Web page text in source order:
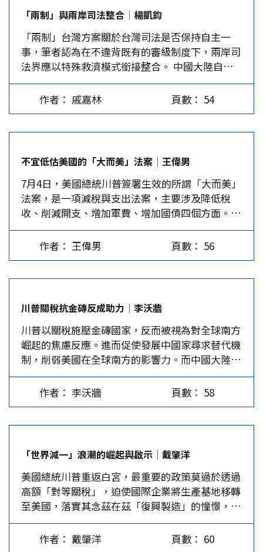
於武統（第7項），應該有「戰爭沒有贏家」的認
知，戰爭只會摧毀家庭與企業，必須想盡辦法避免
以戰爭方式來實現統一。看看戰爭步入第四個年頭
的烏克蘭，富人逃光，窮人的小孩快死光，軍隊在
街頭抓人充軍，國家資產快打光、賣光，我們要步
這個慘痛後塵嗎？就算不是俄對烏的拖延戰法，而
是閃電斬首式，也會有許多誤傷與破壞，留下傷痛
與仇恨。 最後的選項應該是支持和平統一（第8
隊、貨幣、稅收、債務、產業、族群、團體、字
體、教育、歷史等「兩制」台灣方案的內涵，延續
富裕繁榮光環，加上融入世界市場與世界工廠，足
以消弭多年來的內耗與消磨，經濟得以向前奔騰，
成為中國各省、各區的發展標竿。但和平統一的聲
音目前仍十分微弱，媒體認為和平統一沒有市場，
所以吝於發聲，…
塑部分民眾敵視大陸，歷經70年的虛構，為台灣分
離主義提供了思想基礎。既然「台獨史觀」是虛構
的，那為何能使人相信，還能蠱惑部分人認同，這
涉及兩大因素，一是內容上的建構，一是政治上的
推廣。 內容上的建構。「台獨史觀」是一概括性
詞彙，其具體要點如後。 （一）建構「原民史
觀」，將台灣與南島語族連結，稀釋台灣的漢族主
體性，藉「原住民族」史觀占領台灣主體性的道德
(蘭)初會是台灣全球化的歷史開端，為台灣開啟了
先進的海洋文明，視大陸文明為封閉落後，再據以
對比的污蔑歧視大陸。（三）抹煞鄭成功對「原住
民族」的友好政策，誣指鄭成功屠殺「原住民
族」，摧毀台灣閩南漢族對其歷史本源連結的認
知，甚至使其對「原住民族」產生原罪感。（四）
縮減明鄭與清政府治理台灣的歷史，並將明鄭、清
政府與國民黨政府（簡稱國府）都打成「外來政
煞清政府體恤「原住民族」的惠台政策，誣指清政
府是「殖民台灣」，製造台灣民眾對北京的歷史怨
懟。（六）抹煞日據時期台灣曾遭日本大肆屠殺的
悲慘歷史，反而美化日本的殖民統治。（七）將光
復後「二二八事件」定義陳儀政府的失政，深化所
謂「外來政權」的不義，挑撥族群歷史仇恨，誤導
台灣民眾對兩岸統一後的負面想像。（八）批判國
府的白色恐怖，據以製造台灣民眾對兩岸統一後的
觀」，並指派台獨學者擔任各公立大學歷史系和研
究所的主任、所長。文化部及綠營執政的各縣市文
化機構，則常年舉辦各式大型活動，從紀念「澎荷
初會四百周年」，台南市政府大肆紀念「台南400
年」，後者竟稱荷蘭據台是「台灣人種的混合」，
自我否定莫此為甚。…
「兩制」與兩岸司法整合│楊凱鈞
「兩制」台灣方案關於台灣司法是否保持自主一
事，筆者認為在不違背既有的審級制度下，兩岸司
法界應以特殊救濟模式銜接整合。 中國大陸自香
港回歸後，為尊重香港的法制傳統，除繼續使用英
美法系外，還允許聘僱外籍法官，法律中許多港英
殖民法律用詞也未廢除。香港2019年爆發「反修
特區政府維護國安及選任特定法官等權力。 從香
港的例子可說明，「一國兩制」承諾台灣「獨立的
司法權和終審權」，並不等於放任台灣司法權與大
陸徹底割裂。何況兩岸都遵行大陸法系，長期來兩
岸法學交流十分頻繁，兩岸司法機關的統合並非不
可能。但若直接修改法律，動搖台灣「三級三審
制」，把「終審權」交給大陸最高人民法院，恐將
造成台灣人民的相對剝奪感。若賦予最高人民法院
益，有助於對大陸的正面形象。 台灣的法院制度
為「三級三審」制，大陸允諾台灣擁有終審權及司
法自主權主要內涵為「不派遣大陸法官」、「將終
審權留在台灣司法系統」等。然而，台灣當前憲法
訴訟法第59條提出：「經依法定程序用盡審級救濟
程序，對於所受不利確定終局裁判，或該裁判及其
所適用之法規範，認有牴觸憲法者，得聲請憲法法
庭為宣告違憲之判決。」憲法法院即非傳統的審級
一個最終救濟程序，以憲法法院針對判決進行實質
審查，只有受到不利判決的人民才可請求對個案判
決之法規範進行違憲審查，政府機關不得使用。
綜觀國外，這類「超審級救濟制度」並不罕見，最
有名的即英國「樞密院司法委員會」，它自
1833…
作者： 戚嘉林 頁數： 54
不宜低估美國的「大而美」法案│王偉男
7月4日，美國總統川普簽署生效的所謂「大而美」
法案，是一項減稅與支出法案，主要涉及降低稅
收、削減開支、增加軍費、增加國債四個方面。美
國是影響中國外部環境的最主要國家，更是影響台
海局勢的最大外因，這要求我們盡可能客觀理性地
分析，包括該法案在內的美國內政與外交動向，本
主要內容 一、降低稅收方面：主要是降低個人和
企業所得稅、遺產稅、兒童稅等稅種，這對幾乎所
有美國公民和企業（新能源除外）都是利好，將有
助於鞏固和提高共和黨在選民中的支持率。 二、
削減開支方面：主要是削減用於醫療保險、社會福
利、助學貸款、新能源產業等方面的支出，對非法
移民、赤貧和低收入群體及新能源產業不利，對製
造業和傳統能源產業有利。據測算，其中的醫保削
3.44%，因此至少在短期內，對川普和共和黨支持
率的負面衝擊不會太大。由於削減對新能源產業補
貼的措施，損害了以馬斯克為代表的新能源企業的
商業利益，導致他與川普的關係破裂。他憤而組建
「美國黨」，但該黨的黨綱黨章和組織架構迄今仍
未揭曉，未來能有多大的政治發揮空間、對明年的
中期選情會造成多大衝擊，都有待進一步觀察。但
作者： 王偉男 頁數： 56
川普關稅抗金磚反成助力│李沃牆
川普以關稅施壓金磚國家，反而被視為對全球南方
崛起的焦慮反應。進而促使發展中國家尋求替代機
制，削弱美國在全球南方的影響力。而中國大陸則
可趁勢強化領導角色，推動多極治理與南南合作。
2025年7月6日，金磚國家領導人峰會在巴西里約
熱內盧開幕，然而，川普卻於該日對外放話：「與
駁，痛批川普在網路上到處放話威脅全球，這是不
負責任和錯誤的行為」、「世界已經改變。我們不
需要一位皇帝」。結果引起川普極度不悅，進而於
美東時間7月9日公布第二波新關稅名單、包括菲律
賓、巴西等八國上榜。其中，巴西關稅稅率更由原
先的10%大幅提高至50%，為目前所公布國家中最
高者。 川普的舉措不但震驚國際政壇，更被視為
作者： 李沃牆 頁數： 58
「世界減一」浪潮的崛起與啟示│戴肇洋
美國總統川普重返白宮，最重要的政策莫過於透過
高額「對等關稅」，迫使國際企業將生產基地移轉
至美國，落實其念茲在茲「復興製造」的憧憬，進
而達成「讓美國再次偉大」的夢想。因此，川普上
台後逕自撕毀全球所遵循的自由貿易精神，要求貿
作者： 戴肇洋 頁數： 60